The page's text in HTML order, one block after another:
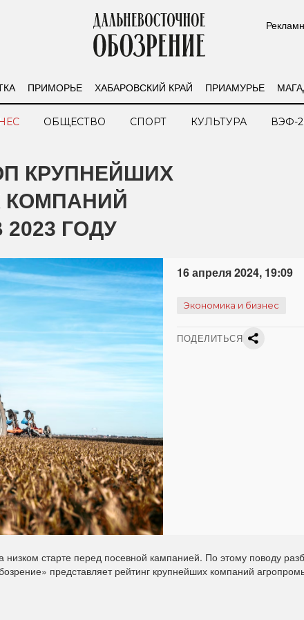
ПРИМОРЬЕ ХАБАРОВСКИЙ КРАЙ ПРИАМУРЬЕ
ОБЩЕСТВО СПОРТ КУЛЬТУРА ВЭФ-
КРУПНЕЙШИХ
ГОДУ
16 апреля 2024, 19:09
Экономика и бизнес
ПОДЕЛИТЬСЯ
низком старте перед посевной кампанией. По этому поводу
представляет рейтинг крупнейших компаний